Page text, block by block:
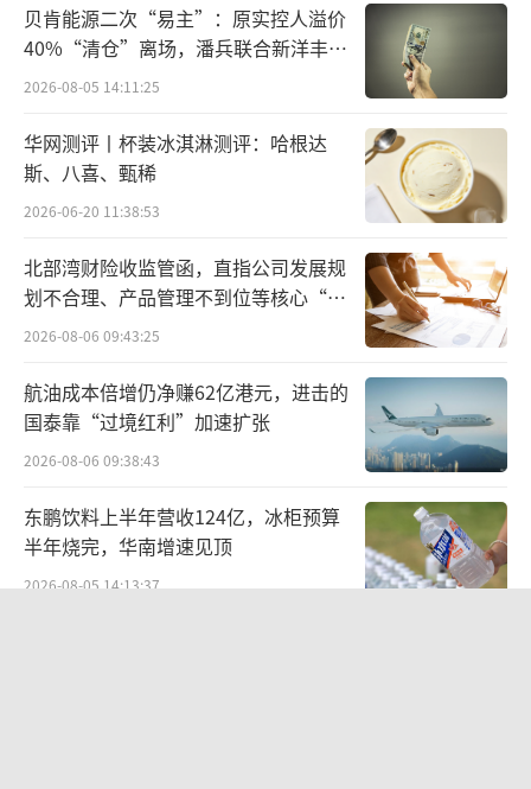
在这一背景下，黑芝麻智能对外部融资的
依赖度仍然较高。今年3月，公司宣布拟向无极
资本配售新股，融资约6.31亿港元，资金将主
要用于新一代高算力芯片研发、产品化及市场
拓展，以及补充日常运营资金。从用途来看，
这笔融资更多是“发展型融资”，既关系到未
来产品迭代，也关系到公司短期资金稳定性。
然而，这笔融资很快出现波折。就在配售
公告发布后不久，香港证监会与廉政公署启动
代号为“导火线”的联合执法行动，针对配股
内幕交易及贿赂行为展开调查。市场消息显
示，被调查机构涉及无极资本等相关主体。随
后，原本担任配售代理的中金公司与华泰国际
相继通知终止配售协议，黑芝麻智能随后公告
终止配售代理安排，但保留与无极资本的认购
贝肯能源二次“易主”：原实控人溢价
40%“清仓”离场，潘兵联合新洋丰、
宏科百世拟入主
2026-08-05 14:11:25
华网测评丨杯装冰淇淋测评：哈根达
斯、八喜、甄稀
2026-06-20 11:38:53
北部湾财险收监管函，直指公司发展规
划不合理、产品管理不到位等核心“痛
点”
2026-08-06 09:43:25
航油成本倍增仍净赚62亿港元，进击的
国泰靠“过境红利”加速扩张
2026-08-06 09:38:43
东鹏饮料上半年营收124亿，冰柜预算
半年烧完，华南增速见顶
2026-08-05 14:13:37